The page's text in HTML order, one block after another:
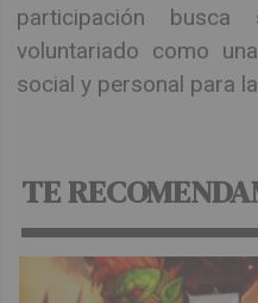
participación busca
voluntariado como
social y personal para
TE